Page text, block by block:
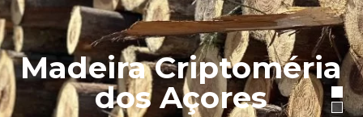
Madeira Criptoméria
dos Açores